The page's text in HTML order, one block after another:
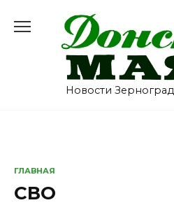
содержанию
Новости
ГЛАВНАЯ
СВО